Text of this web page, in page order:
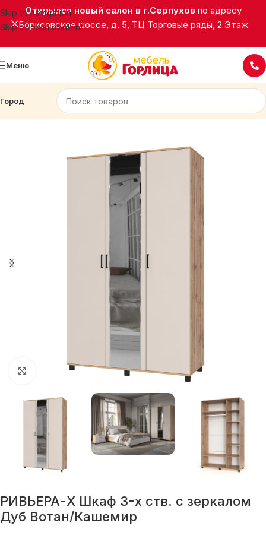
Skip to navigation
Skip to main content
Открылся новый салон в г.Серпухов по адресу
Борисовское шоссе, д. 5, ТЦ Торговые ряды, 2 Этаж
Меню
Город
Корпусная мебель Шкафы распашные
Нажмите, чтобы увеличить
РИВЬЕРА-Х Шкаф 3-х ств. с зеркалом
Дуб Вотан/Кашемир